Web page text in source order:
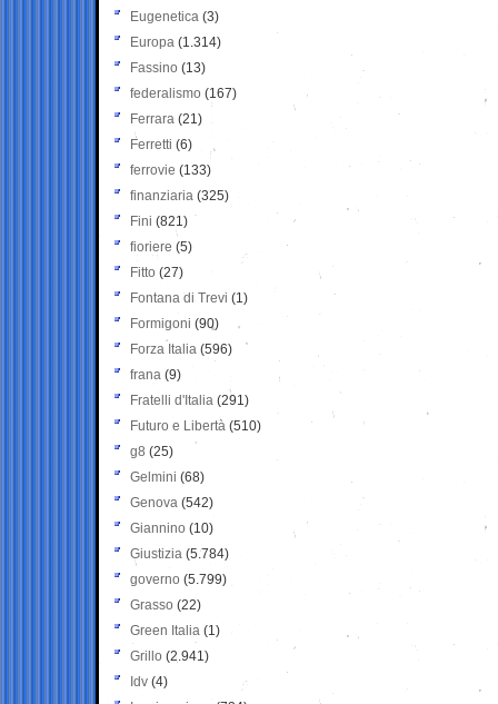
Eugenetica (3)
Europa (1.314)
Fassino (13)
federalismo (167)
Ferrara (21)
Ferretti (6)
ferrovie (133)
finanziaria (325)
Fini (821)
fioriere (5)
Fitto (27)
Fontana di Trevi (1)
Formigoni (90)
Forza Italia (596)
frana (9)
Fratelli d'Italia (291)
Futuro e Libertà (510)
g8 (25)
Gelmini (68)
Genova (542)
Giannino (10)
Giustizia (5.784)
governo (5.799)
Grasso (22)
Green Italia (1)
Grillo (2.941)
Idv (4)